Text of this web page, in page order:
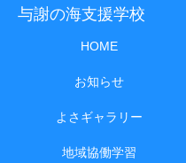
与謝の海支援学校
HOME
お知らせ
よさギャラリー
地域協働学習